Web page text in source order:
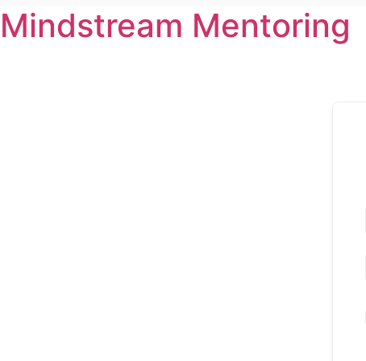
Zum
Inhalt
Mindstream Mentoring